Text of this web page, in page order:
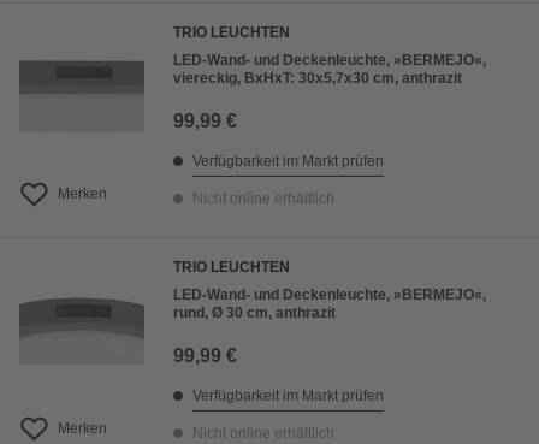
Merken
TRIO LEUCHTEN
LED-Wand- und Deckenleuchte, »BERMEJO«,
viereckig, BxHxT: 30x5,7x30 cm, anthrazit
99,99 €
Verfügbarkeit im Markt prüfen
Nicht online erhältlich
Merken
TRIO LEUCHTEN
LED-Wand- und Deckenleuchte, »BERMEJO«,
rund, Ø 30 cm, anthrazit
99,99 €
Verfügbarkeit im Markt prüfen
Nicht online erhältlich